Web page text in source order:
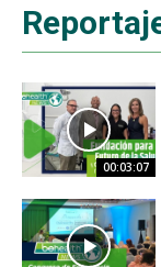
00:03:07